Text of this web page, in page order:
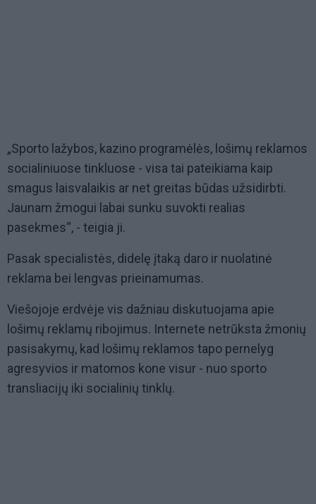
„Sporto lažybos, kazino programėlės, lošimų reklamos
socialiniuose tinkluose - visa tai pateikiama kaip
smagus laisvalaikis ar net greitas būdas užsidirbti.
Jaunam žmogui labai sunku suvokti realias
pasekmes“, - teigia ji.
Pasak specialistės, didelę įtaką daro ir nuolatinė
reklama bei lengvas prieinamumas.
Viešojoje erdvėje vis dažniau diskutuojama apie
lošimų reklamų ribojimus. Internete netrūksta žmonių
pasisakymų, kad lošimų reklamos tapo pernelyg
agresyvios ir matomos kone visur - nuo sporto
transliacijų iki socialinių tinklų.